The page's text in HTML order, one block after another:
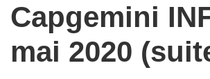
Capgemini
mai 2020